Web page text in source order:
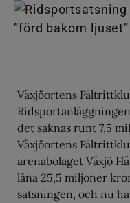
Växjöortens
det saknas runt 7,5
Växjöortens
arenabolaget Växjö
låna 25,5 miljoner
satsningen, och nu